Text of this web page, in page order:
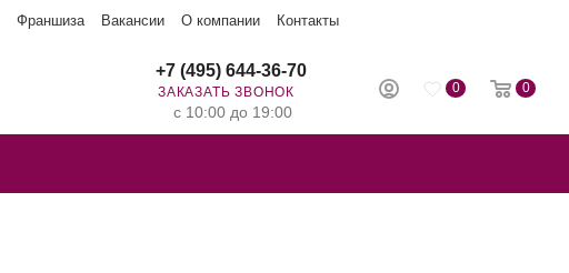
Франшиза Вакансии О компании Контакты
0 0
+7 (495) 644-36-70
ЗАКАЗАТЬ ЗВОНОК
с 10:00 до 19:00